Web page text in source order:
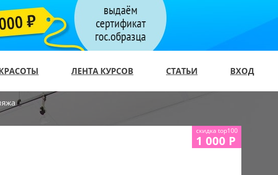
ЛЕНТА КУРСОВ СТАТЬИ ВХОД
скидка top100
1 000 Р